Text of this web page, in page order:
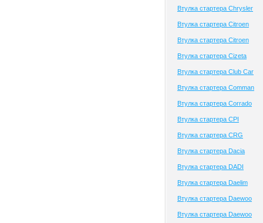
Втулка стартера Chrysler
Втулка стартера Citroen
Втулка стартера Citroen
Втулка стартера Cizeta
Втулка стартера Club Сar
Втулка стартера Comman
Втулка стартера Corrado
Втулка стартера CPI
Втулка стартера CRG
Втулка стартера Dacia
Втулка стартера DADI
Втулка стартера Daelim
Втулка стартера Daewoo
Втулка стартера Daewoo